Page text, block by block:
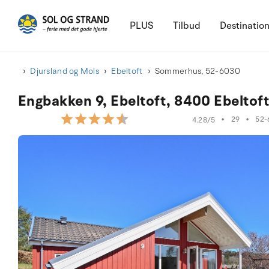
PLUS Tilbud
Djursland og Mols Ebeltoft Sommerhus, 52-6030
Engbakken 9, Ebeltoft, 8400 Ebeltoft
4.28/5 • 29 •